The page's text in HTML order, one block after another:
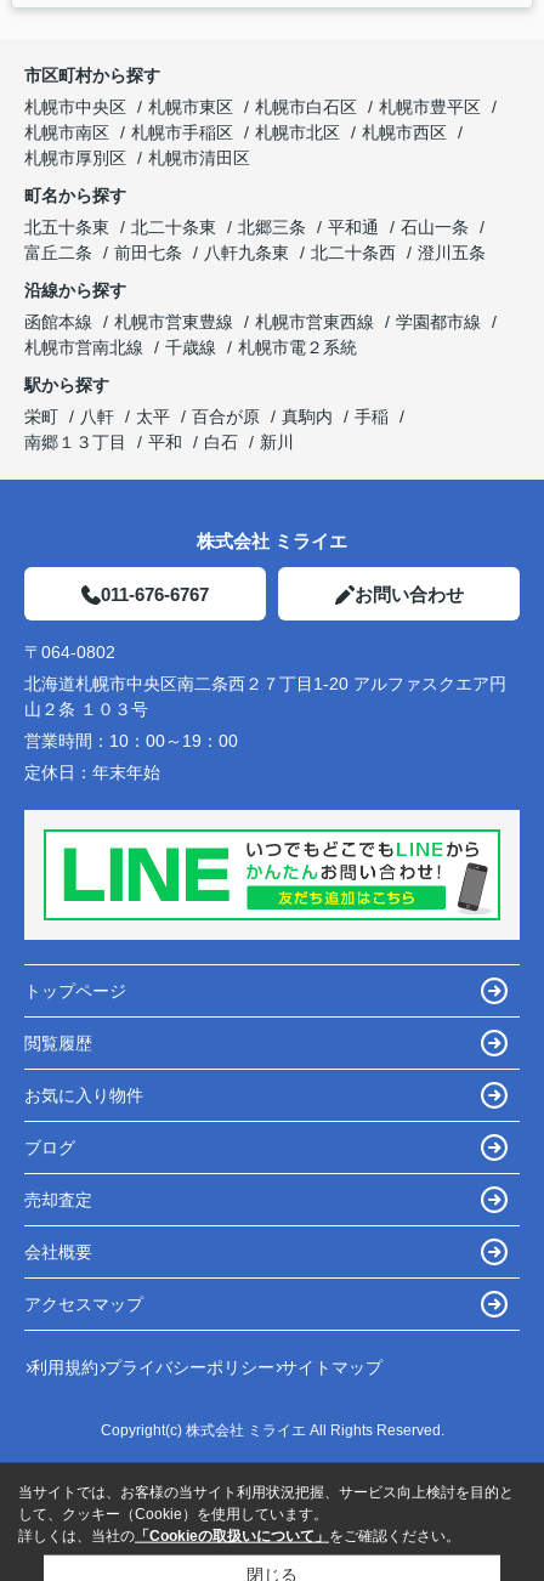
市区町村から探す
札幌市中央区
札幌市東区 札幌市白石区
札幌市豊平区
札幌市南区
札幌市手稲区 札幌市北区
札幌市西区
札幌市厚別区
札幌市清田区
町名から探す
北五十条東
北二十条東 北郷三条 平和通
石山一条
富丘二条
前田七条 八軒九条東 北二十条西
澄川五条
沿線から探す
函館本線
札幌市営東豊線 札幌市営東西線
学園都市線
札幌市営南北線
千歳線
札幌市電２系統
駅から探す
栄町
八軒 太平 百合が原 真駒内
手稲
南郷１３丁目
平和 白石 新川
株式会社 ミライエ
011-676-6767 お問い合わせ
〒064-0802
北海道札幌市中央区南二条西２７丁目1-20 アルファスクエア円
山２条 １０３号
営業時間： 10：00～19：00
定休日： 年末年始
トップページ
閲覧履歴
お気に入り物件
ブログ
売却査定
会社概要
アクセスマップ
利用規約 プライバシーポリシー サイトマップ
Copyright(c) 株式会社 ミライエ All Rights Reserved.
当サイトでは、お客様の当サイト利用状況把握、サービス向上検討を目的と
して、クッキー（Cookie）を使用しています。
詳しくは、当社の 「Cookieの取扱いについて」 をご確認ください。
閉じる